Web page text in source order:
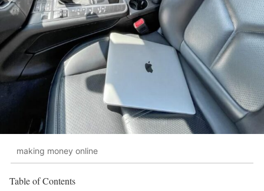
making money online
Table of Contents